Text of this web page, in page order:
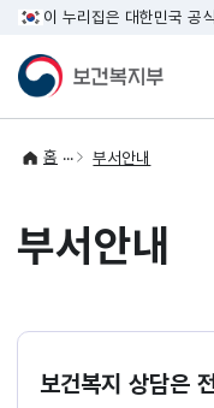
이 누리집은 대한민국 공
홈 부서안내
부서안내
보건복지 상담은